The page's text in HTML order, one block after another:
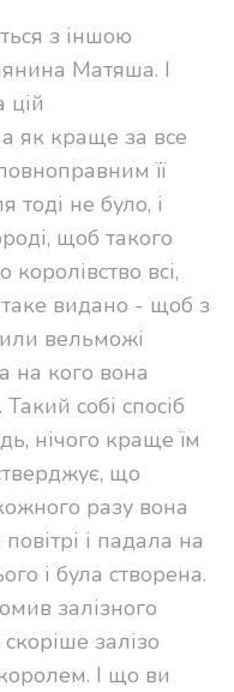
з іншою
Матяша. І
цій
як краще за все
її
не було, і
щоб такого
всі,
таке видано - щоб з
вельможі
на кого вона
собі спосіб
нічого краще їм
що
разу вона
і падала на
і була створена.
залізного
залізо
І що ви